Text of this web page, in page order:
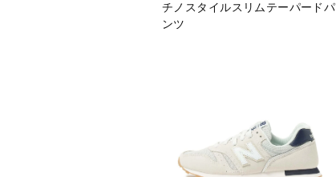
チノスタイルスリムテーパードパ
ンツ